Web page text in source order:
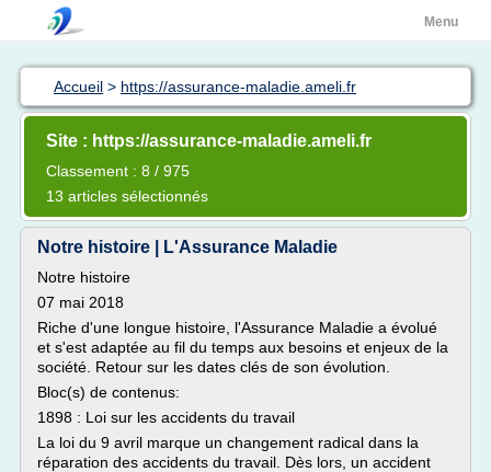
Menu
Accueil > https://assurance-maladie.ameli.fr
Site : https://assurance-maladie.ameli.fr
Classement : 8 / 975
13 articles sélectionnés
Notre histoire | L'Assurance Maladie
Notre histoire
07 mai 2018
Riche d'une longue histoire, l'Assurance Maladie a évolué
et s'est adaptée au fil du temps aux besoins et enjeux de la
société. Retour sur les dates clés de son évolution.
Bloc(s) de contenus:
1898 : Loi sur les accidents du travail
La loi du 9 avril marque un changement radical dans la
réparation des accidents du travail. Dès lors, un accident